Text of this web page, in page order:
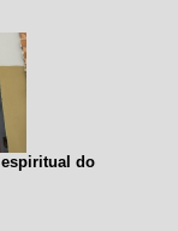
espiritual do